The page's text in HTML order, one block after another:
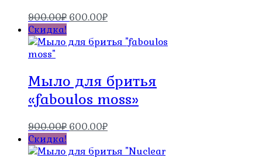
900.00₽ Первоначальная
составляла
600.00₽Текущая
600.00₽.
Скидка!
Мыло для бритья
«faboulos moss»
900.00₽ Первоначальная
составляла
600.00₽Текущая
600.00₽.
Скидка!